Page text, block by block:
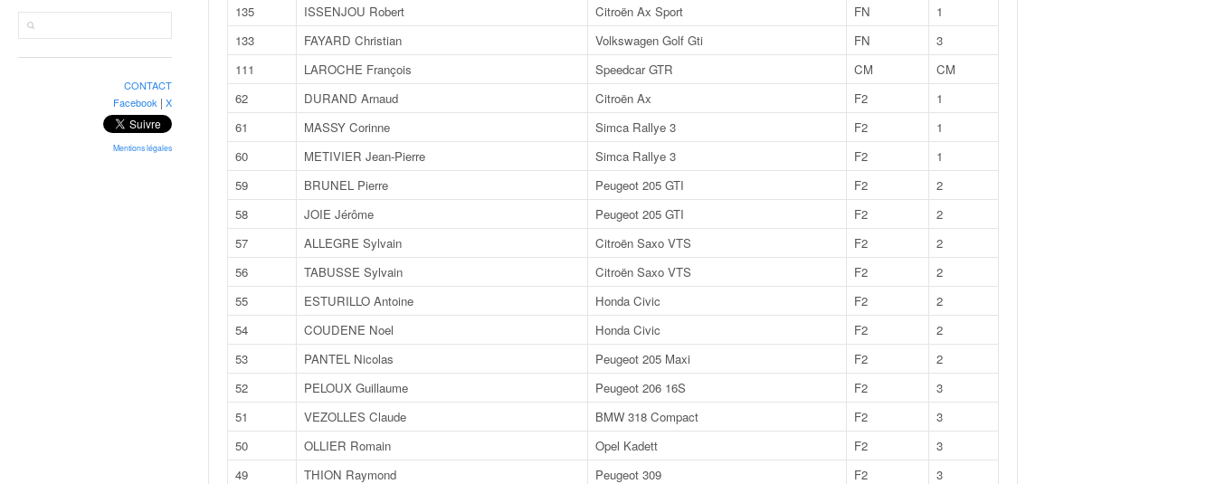
CONTACT
Facebook | X
Mentions légales
135
ISSENJOU Robert Citroën Ax Sport FN
1
133
FAYARD Christian Volkswagen Golf Gti FN
3
111
LAROCHE François Speedcar GTR CM
CM
62
DURAND Arnaud Citroën Ax F2
1
61
MASSY Corinne Simca Rallye 3 F2
1
60
METIVIER Jean-Pierre Simca Rallye 3 F2
1
59
BRUNEL Pierre Peugeot 205 GTI F2
2
58
JOIE Jérôme Peugeot 205 GTI F2
2
57
ALLEGRE Sylvain Citroën Saxo VTS F2
2
56
TABUSSE Sylvain Citroën Saxo VTS F2
2
55
ESTURILLO Antoine Honda Civic F2
2
54
COUDENE Noel Honda Civic F2
2
53
PANTEL Nicolas Peugeot 205 Maxi F2
2
52
PELOUX Guillaume Peugeot 206 16S F2
3
51
VEZOLLES Claude BMW 318 Compact F2
3
50
OLLIER Romain Opel Kadett F2
3
49
THION Raymond Peugeot 309 F2
3